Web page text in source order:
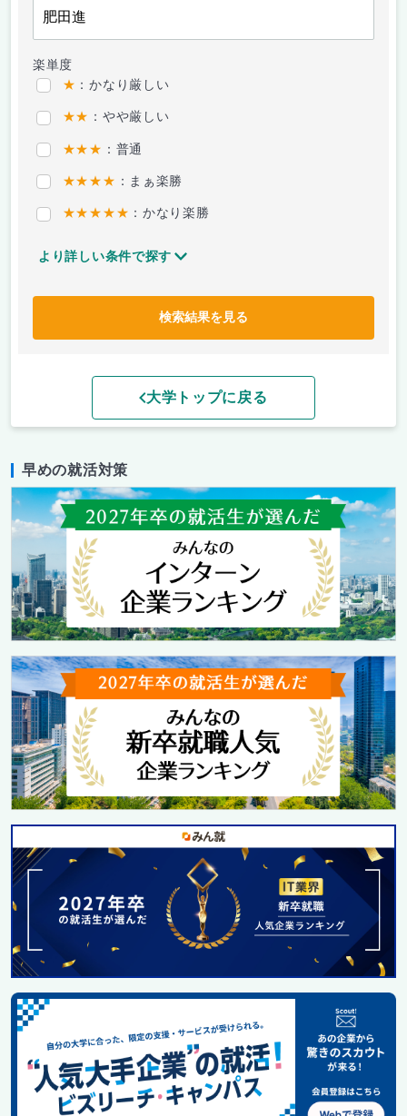
楽単度
★ ：かなり厳しい
★★ ：やや厳しい
★★★ ：普通
★★★★ ：まぁ楽勝
★★★★★ ：かなり楽勝
より詳しい条件で探す
検索結果を見る
大学トップに戻る
早めの就活対策